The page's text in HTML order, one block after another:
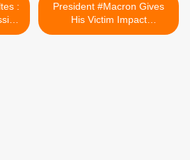
President #Macron Gives
His Victim Impact
Statement. | Candace Ep